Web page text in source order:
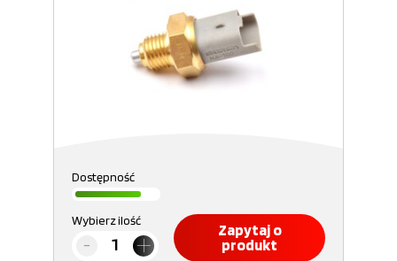
Dostępność
Wybierz ilość
Zapytaj o
produkt